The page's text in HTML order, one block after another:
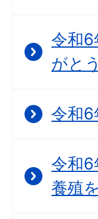
令和
がとう
令和
令和6
養殖